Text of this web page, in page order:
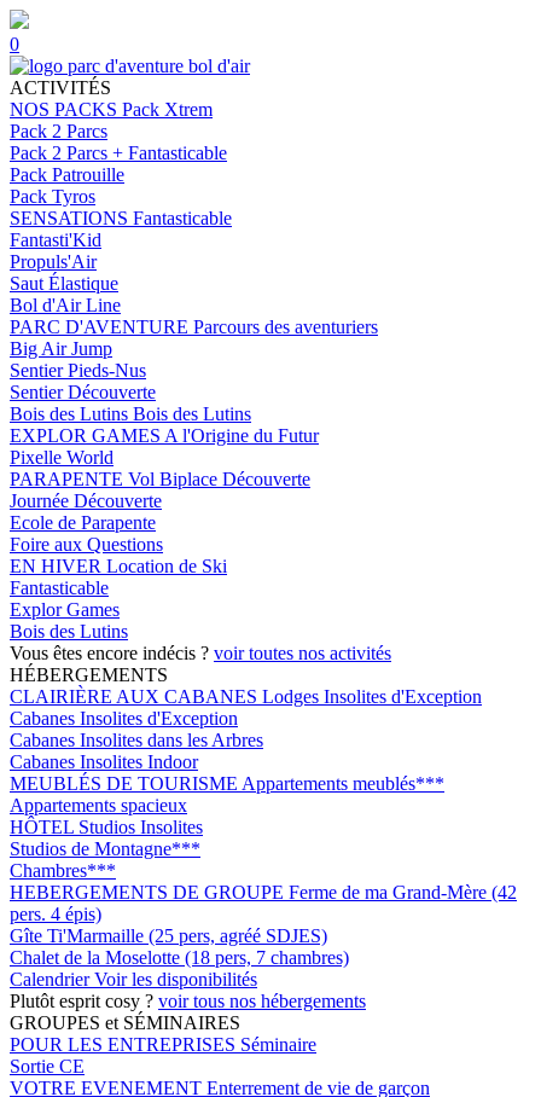
0
ACTIVITÉS
NOS PACKS Pack Xtrem
Pack 2 Parcs
Pack 2 Parcs + Fantasticable
Pack Patrouille
Pack Tyros
SENSATIONS Fantasticable
Fantasti'Kid
Propuls'Air
Saut Élastique
Bol d'Air Line
PARC D'AVENTURE Parcours des aventuriers
Big Air Jump
Sentier Pieds-Nus
Sentier Découverte
Bois des Lutins Bois des Lutins
EXPLOR GAMES A l'Origine du Futur
Pixelle World
PARAPENTE Vol Biplace Découverte
Journée Découverte
Ecole de Parapente
Foire aux Questions
EN HIVER Location de Ski
Fantasticable
Explor Games
Bois des Lutins
Vous êtes encore indécis ? voir toutes nos activités
HÉBERGEMENTS
CLAIRIÈRE AUX CABANES Lodges Insolites d'Exception
Cabanes Insolites d'Exception
Cabanes Insolites dans les Arbres
Cabanes Insolites Indoor
MEUBLÉS DE TOURISME Appartements meublés***
Appartements spacieux
HÔTEL Studios Insolites
Studios de Montagne***
Chambres***
HEBERGEMENTS DE GROUPE Ferme de ma Grand-Mère (42
pers. 4 épis)
Gîte Ti'Marmaille (25 pers, agréé SDJES)
Chalet de la Moselotte (18 pers, 7 chambres)
CalendrierVoir les disponibilités
Plutôt esprit cosy ? voir tous nos hébergements
GROUPES et SÉMINAIRES
POUR LES ENTREPRISES Séminaire
Sortie CE
VOTRE EVENEMENT Enterrement de vie de garçon